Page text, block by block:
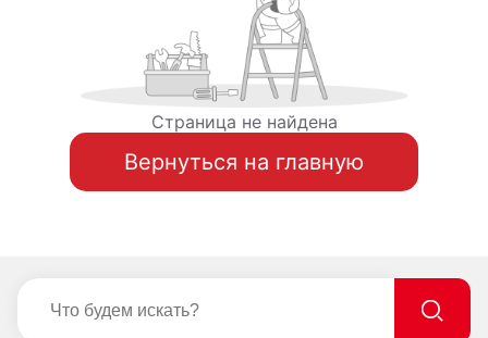
Страница не найдена
Вернуться на главную